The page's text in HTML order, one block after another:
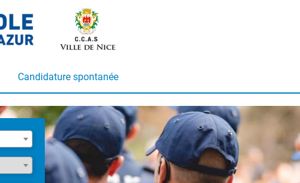
Candidature spontanée